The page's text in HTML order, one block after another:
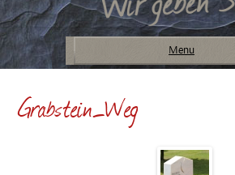
Menu
Grabstein_Weg